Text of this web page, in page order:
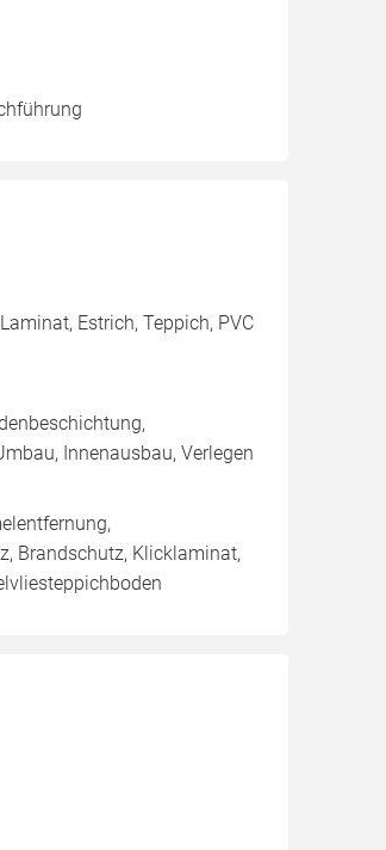
Estrich, Teppich, PVC
Innenausbau, Verlegen
Brandschutz, Klicklaminat,